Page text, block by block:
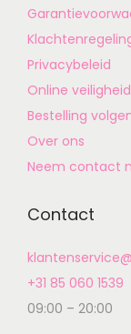
Privacybeleid
Online veiligheid
Bestelling
Over ons
Neem contact
Contact
+31 85 060 1539
09:00 – 20:00